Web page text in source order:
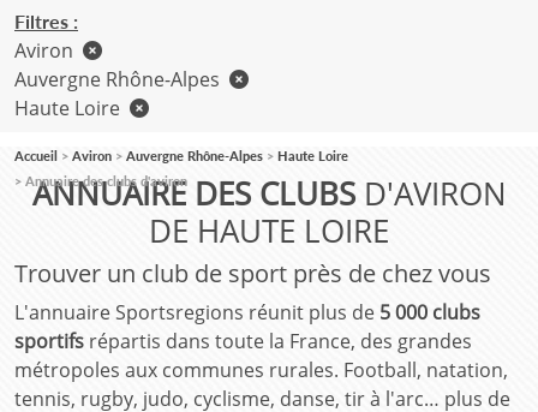
ANNUAIRE DES CLUBSD'AVIRON
DE HAUTE LOIRE
Trouver un club de sport près de chez vous
L'annuaire Sportsregions réunit plus de 5 000 clubs
sportifs répartis dans toute la France, des grandes
métropoles aux communes rurales. Football, natation,
tennis, rugby, judo, cyclisme, danse, tir à l'arc… plus de
Filtres :
Aviron
Auvergne Rhône-Alpes
Haute Loire
Accueil Aviron Auvergne Rhône-Alpes
Haute Loire
Annuaire des clubs d'aviron